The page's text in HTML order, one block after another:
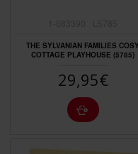
THE SYLVANIAN FAMILIES COSY
COTTAGE PLAYHOUSE (5785)
29,95€